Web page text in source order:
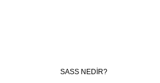
SASS NEDIR?